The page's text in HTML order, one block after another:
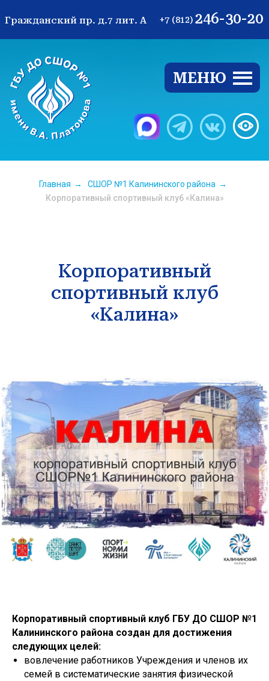
Гражданский пр. д.7 лит. А
Главная → СШОР №1 Калининского района →
Корпоративный спортивный клуб «Калина»
Корпоративный
спортивный клуб
«Калина»
Корпоративный спортивный клуб ГБУ ДО СШОР №1
Калининского района создан для достижения
следующих целей:
вовлечение работников Учреждения и членов их
семей в систематические занятия физической